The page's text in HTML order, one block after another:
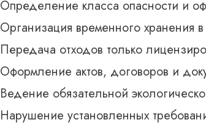
Определение класса опасности и
Организация временного хранения
Передача отходов только
Оформление актов, договоров и
Ведение обязательной
Нарушение установленных